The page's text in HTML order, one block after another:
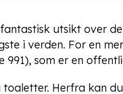
utsikt over
i verden. For en
991), som er en
Herfra kan